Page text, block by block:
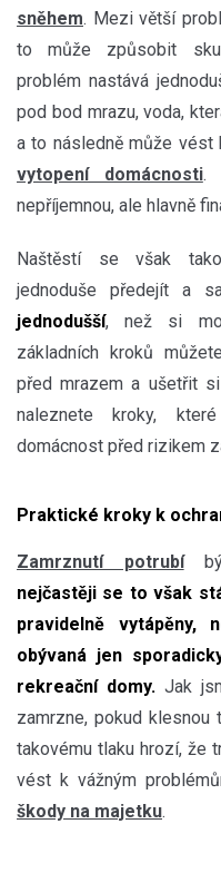
sněhem. Mezi větší
to může způsobit
problém nastává
pod bod mrazu, voda,
a to následně může vést
vytopení domácnosti.
nepříjemnou, ale hlavně
Naštěstí se však
jednoduše předejít a
jednodušší, než si
základních kroků
před mrazem a ušetřit
naleznete kroky,
domácnost před rizikem
Praktické kroky k
Zamrznutí potrubí
nejčastěji se to však
pravidelně
obývaná jen
rekreační domy. Jak
zamrzne, pokud
takovému tlaku hrozí, že
vést k vážným
škody na majetku.